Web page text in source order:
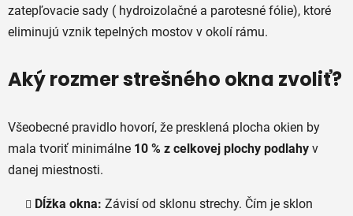
zatepľovacie sady ( hydroizolačné a parotesné fólie), ktoré
eliminujú vznik tepelných mostov v okolí rámu.
Aký rozmer strešného okna zvoliť?
Všeobecné pravidlo hovorí, že presklená plocha okien by
mala tvoriť minimálne 10 % z celkovej plochy podlahy v
danej miestnosti.
Dĺžka okna: Závisí od sklonu strechy. Čím je sklon